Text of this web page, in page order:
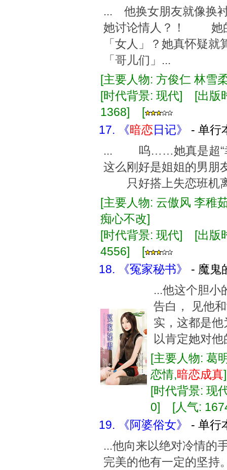
... 他换女朋友就像换
她讨论情人？！ 她的
「女人」？她真怀疑
「哥儿们」...
[主要人物: 方俊仁 林
[时代背景: 现代] [出版
1368] [
17. 《暗恋日记》
- 单行
... 呜……她真是超“
这么刚好是姐姐的男
只好搭上失恋班机
[主要人物: 云傲风 李
痴心不改]
[时代背景: 现代] [出版
4556] [
18. 《冤家秘书》
- 魔鬼
...他这个胆小
告白， 见他
实，这都是
以肯定她对
[主要人物: 葛
恋情,暗恋成真
[时代背景: 现
0] [人气:
19. 《阿婆俗女》
- 单行
...他向来以绝对冷情的
完美的他有一定的坚持